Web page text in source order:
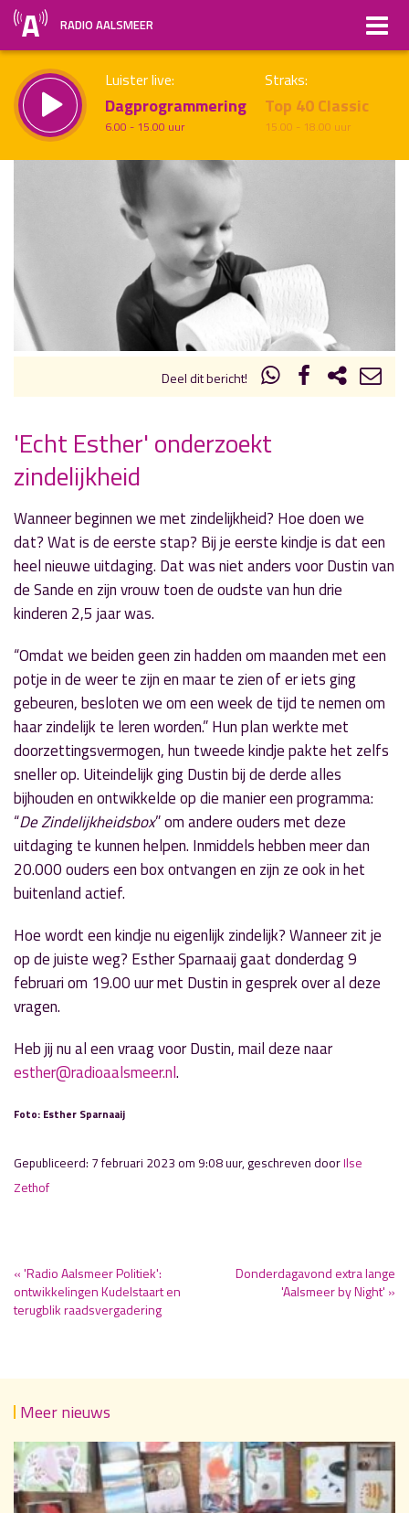
RADIO AALSMEER
Luister live:
Dagprogrammering
6.00 - 15.00 uur
Straks:
Top 40 Classic
15.00 - 18.00 uur
uur 1 van x
Deel dit bericht!
« Vorig nieuwsbericht
'Radio Aalsmeer Politiek': ontwikkelingen
Kudelstaart en terugblik raadsvergadering
2 februari 2023
» Volgend nieuwsbericht
Donderdagavond extra lange 'Aalsmeer by
Night'
7 februari 2023
'Echt Esther' onderzoekt
zindelijkheid
Wanneer beginnen we met zindelijkheid? Hoe doen we
dat? Wat is de eerste stap? Bij je eerste kindje is dat een
heel nieuwe uitdaging. Dat was niet anders voor Dustin van
de Sande en zijn vrouw toen de oudste van hun drie
kinderen 2,5 jaar was.
“Omdat we beiden geen zin hadden om maanden met een
potje in de weer te zijn en maar te zien of er iets ging
gebeuren, besloten we om een week de tijd te nemen om
haar zindelijk te leren worden.” Hun plan werkte met
doorzettingsvermogen, hun tweede kindje pakte het zelfs
sneller op. Uiteindelijk ging Dustin bij de derde alles
bijhouden en ontwikkelde op die manier een programma:
“De Zindelijkheidsbox” om andere ouders met deze
uitdaging te kunnen helpen. Inmiddels hebben meer dan
20.000 ouders een box ontvangen en zijn ze ook in het
buitenland actief.
Hoe wordt een kindje nu eigenlijk zindelijk? Wanneer zit je
op de juiste weg? Esther Sparnaaij gaat donderdag 9
februari om 19.00 uur met Dustin in gesprek over al deze
vragen.
Heb jij nu al een vraag voor Dustin, mail deze naar
esther@radioaalsmeer.nl.
Foto: Esther Sparnaaij
Gepubliceerd: 7 februari 2023 om 9:08 uur, geschreven doorIlse
Zethof
« 'Radio Aalsmeer Politiek':
ontwikkelingen Kudelstaart en
terugblik raadsvergadering
Donderdagavond extra lange
'Aalsmeer by Night' »
Meer nieuws